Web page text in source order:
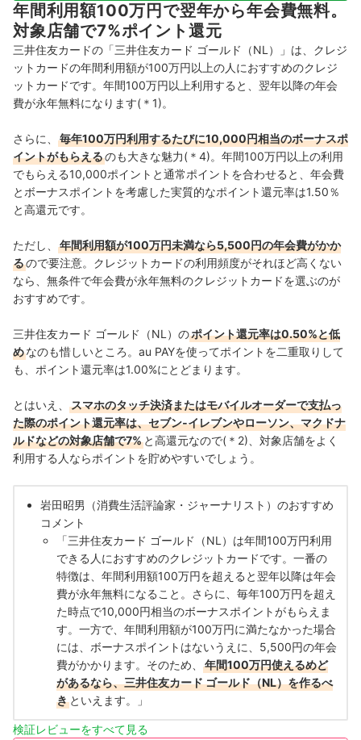
年間利用額100万円で翌年から年会費無料。
対象店舗で7%ポイント還元
三井住友カードの「三井住友カード ゴールド（NL）」は、クレジ
ットカードの年間利用額が100万円以上の人におすすめのクレジ
ットカードです。年間100万円以上利用すると、翌年以降の年会
費が永年無料になります(＊1)。
さらに、
毎年100万円利用するたびに10,000円相当のボーナスポ
イントがもらえるのも大きな魅力(＊4)。年間100万円以上の利用
でもらえる10,000ポイントと通常ポイントを合わせると、年会費
とボーナスポイントを考慮した実質的なポイント還元率は1.50％
と高還元です。
ただし、
年間利用額が100万円未満なら5,500円の年会費がかか
るので要注意。クレジットカードの利用頻度がそれほど高くない
なら、無条件で年会費が永年無料のクレジットカードを選ぶのが
おすすめです。
三井住友カード ゴールド（NL）のポイント還元率は0.50%と低
めなのも惜しいところ。au PAYを使ってポイントを二重取りして
も、ポイント還元率は1.00%にとどまります。
とはいえ、
スマホのタッチ決済またはモバイルオーダーで支払っ
た際のポイント還元率は、セブン‐イレブンやローソン、マクドナ
ルドなどの対象店舗で7% と高還元なので(＊2)、対象店舗をよく
利用する人ならポイントを貯めやすいでしょう。
岩田昭男（消費生活評論家・ジャーナリスト）のおすすめ
コメント
「三井住友カード ゴールド（NL）は年間100万円利用
できる人におすすめのクレジットカードです。一番の
特徴は、年間利用額100万円を超えると翌年以降は年会
費が永年無料になること。さらに、毎年100万円を超え
た時点で10,000円相当のボーナスポイントがもらえま
す。一方で、年間利用額が100万円に満たなかった場合
には、ボーナスポイントはないうえに、5,500円の年会
費がかかります。そのため、
年間100万円使えるめど
があるなら、三井住友カード ゴールド（NL）を作るべ
き といえます。」
検証レビューをすべて見る